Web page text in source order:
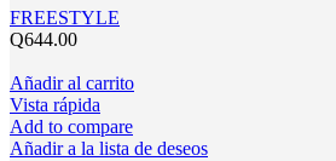
FREESTYLE
Q644.00
Añadir al carrito
Vista rápida
Add to compare
Añadir a la lista de deseos